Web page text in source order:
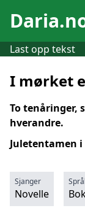
Last opp tekst
I mørket
To tenåringer,
hverandre.
Juletentamen
Sjanger
Novelle